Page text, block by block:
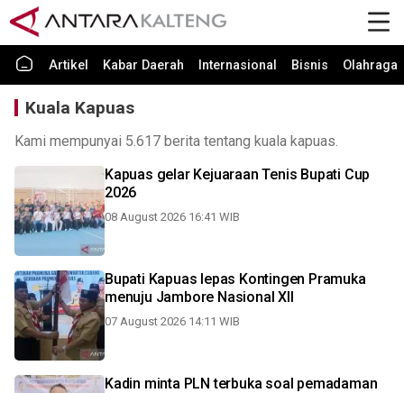
Artikel Kabar Daerah Internasional Bisnis Olahraga
Kuala Kapuas
Kami mempunyai 5.617 berita tentang kuala kapuas.
Kapuas gelar Kejuaraan Tenis Bupati Cup
2026
08 August 2026 16:41 WIB
Bupati Kapuas lepas Kontingen Pramuka
menuju Jambore Nasional XII
07 August 2026 14:11 WIB
Kadin minta PLN terbuka soal pemadaman